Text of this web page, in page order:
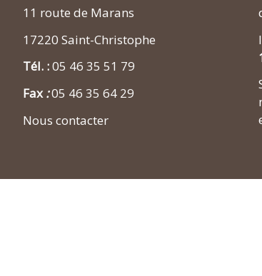
11 route de Marans
17220 Saint-Christophe
Tél. :05 46 35 51 79
Fax:05 46 35 64 29
Nous contacter